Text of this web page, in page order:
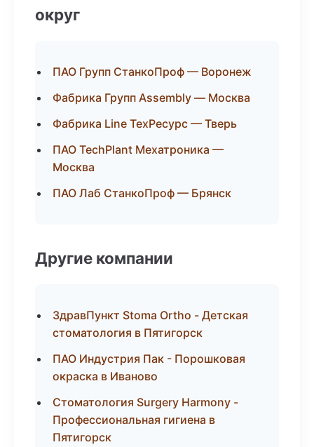
округ
ПАО Групп СтанкоПроф — Воронеж
Фабрика Групп Assembly — Москва
Фабрика Line ТехРесурс — Тверь
ПАО TechPlant Мехатроника —
Москва
ПАО Лаб СтанкоПроф — Брянск
Другие компании
ЗдравПункт Stoma Ortho - Детская
стоматология в Пятигорск
ПАО Индустрия Пак - Порошковая
окраска в Иваново
Стоматология Surgery Harmony -
Профессиональная гигиена в
Пятигорск